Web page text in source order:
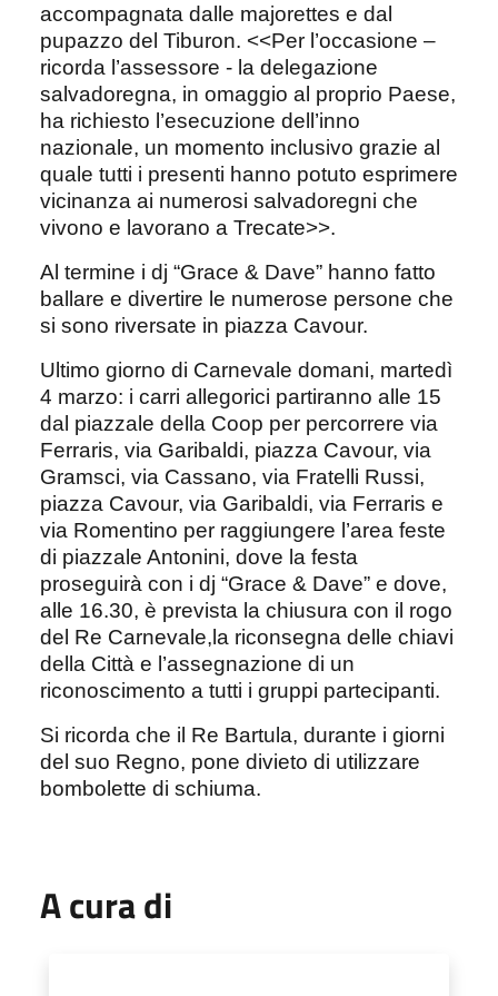
accompagnata dalle majorettes e dal
pupazzo del Tiburon. <<Per l’occasione –
ricorda l’assessore - la delegazione
salvadoregna, in omaggio al proprio Paese,
ha richiesto l’esecuzione dell’inno
nazionale, un momento inclusivo grazie al
quale tutti i presenti hanno potuto esprimere
vicinanza ai numerosi salvadoregni che
vivono e lavorano a Trecate>>.
Al termine i dj “Grace & Dave” hanno fatto
ballare e divertire le numerose persone che
si sono riversate in piazza Cavour.
Ultimo giorno di Carnevale domani, martedì
4 marzo: i carri allegorici partiranno alle 15
dal piazzale della Coop per percorrere via
Ferraris, via Garibaldi, piazza Cavour, via
Gramsci, via Cassano, via Fratelli Russi,
piazza Cavour, via Garibaldi, via Ferraris e
via Romentino per raggiungere l’area feste
di piazzale Antonini, dove la festa
proseguirà con i dj “Grace & Dave” e dove,
alle 16.30, è prevista la chiusura con il rogo
del Re Carnevale,la riconsegna delle chiavi
della Città e l’assegnazione di un
riconoscimento a tutti i gruppi partecipanti.
Si ricorda che il Re Bartula, durante i giorni
del suo Regno, pone divieto di utilizzare
bombolette di schiuma.
A cura di